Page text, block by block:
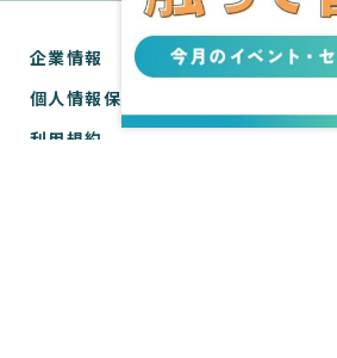
企業情報
個人情報保護方針
利用規約